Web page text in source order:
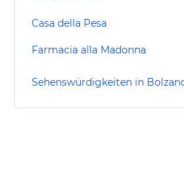
Casa della Pesa
Farmacia alla Madonna